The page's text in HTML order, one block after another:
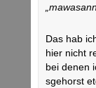
Das hab
hier nicht
bei denen
sgehorst